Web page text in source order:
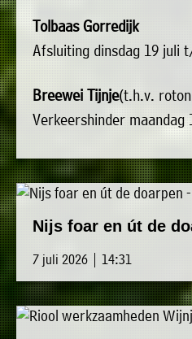
Tolbaas Gorredijk
Afsluiting dinsdag 19 juli
Breewei Tijnje(t.h.v.
Verkeershinder maandag
Nijs foar en út de
7 juli 2026 | 14:31
Foto's
Historische
verhalen
»
Dossiers
Contact
Nieuwsbrieven
gemeente